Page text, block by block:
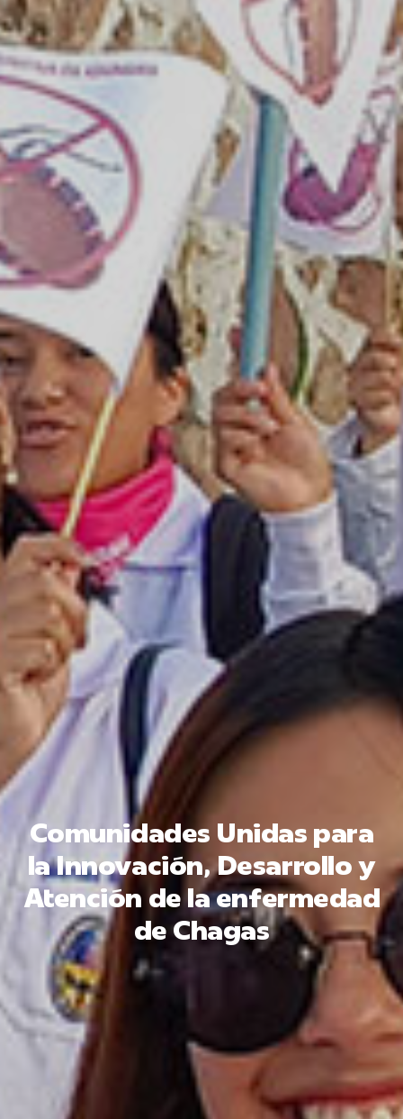
Comunidades Unidas para
la Innovación, Desarrollo y
Atención de la enfermedad
de Chagas